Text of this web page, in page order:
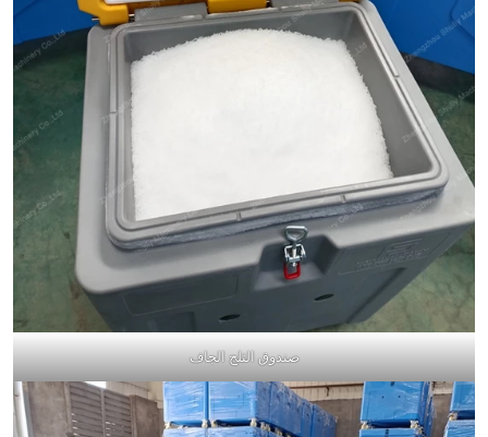
صندوق الثلج الجاف